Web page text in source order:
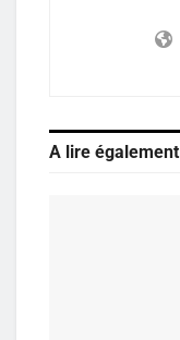
A lire également